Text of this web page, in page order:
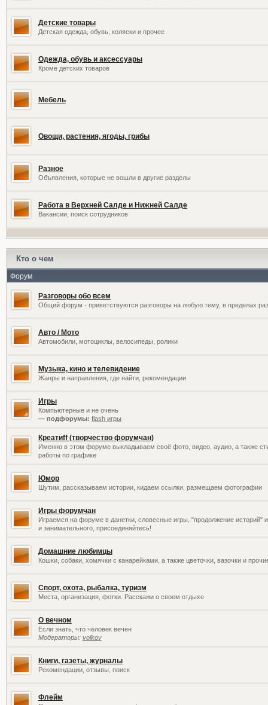
Детские товары
Детская одежда, обувь, коляски и прочее
Одежда, обувь и аксессуары
Кроме детских товаров
Мебель
Овощи, растения, ягоды, грибы
Разное
Объявления, которые не вошли в другие разделы
Работа в Верхней Салде и Нижней Салде
Вакансии, поиск сотрудников
Кто о чем
Форум
Разговоры обо всем
Общий форум - приветствуются разговоры на любую тему, в пределах
Авто / Мото
Автомобили, мотоциклы, велосипеды, ролики
Музыка, кино и телевидение
Жанры и направления, где найти, рекомендации
Игры
Компьютерные и не очень
— подфорумы: flash игры
Креатиff (творчество форумчан)
Именно в этом форуме выкладываем своё фото, видео, аудио, а также
работы по графике
Юмор
Шутим, рассказываем истории, кидаем ссылки, размещаем фотографии
Игры форумчан
Играемся на форуме в данетки, словесные игры, "продолжение историй"
и занимательного, присоединяйтесь!
Домашние любимцы
Кошки, собаки, хомячки с канарейками, а также цветочки, вазочки и
Спорт, охота, рыбалка, туризм
Места, организация, фотки. Расскажи о своем отдыхе
О вечном
Если знать, что человек вечен
Модераторы: volkov
Книги, газеты, журналы
Рекомендации, отзывы, поиск
Флейм